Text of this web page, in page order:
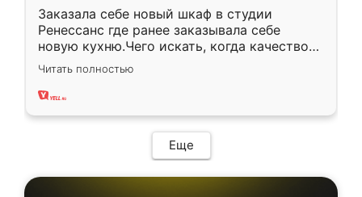
Заказала себе новый шкаф в студии
Ренессанс где ранее заказывала себе
новую кухню.Чего искать, когда качеством
вполне довольна. Служит кухня уже почти
два года, нареканий нет.
Читать полностью
Еще